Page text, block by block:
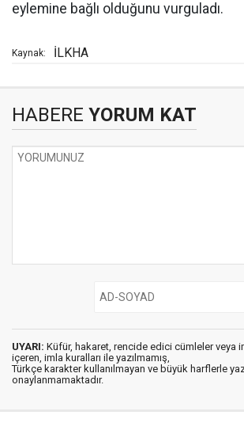
eylemine bağlı olduğunu vurguladı.
Kaynak: İLKHA
HABERE YORUM KAT
UYARI: Küfür, hakaret, rencide edici cümleler veya
içeren, imla kuralları ile yazılmamış,
Türkçe karakter kullanılmayan ve büyük harflerle
onaylanmamaktadır.